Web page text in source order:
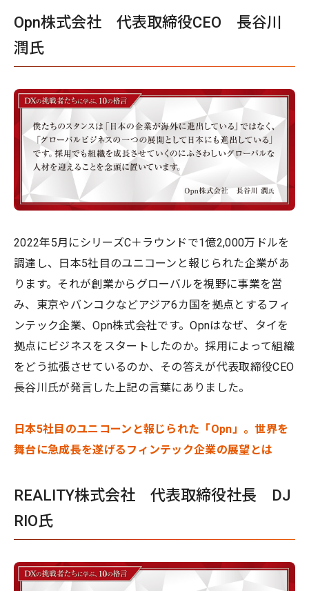
Opn株式会社 代表取締役CEO 長谷川
潤氏
2022年5月にシリーズC＋ラウンドで1億2,000万ドルを
調達し、日本5社目のユニコーンと報じられた企業があ
ります。それが創業からグローバルを視野に事業を営
み、東京やバンコクなどアジア6カ国を拠点とするフィ
ンテック企業、Opn株式会社です。Opnはなぜ、タイを
拠点にビジネスをスタートしたのか。採用によって組織
をどう拡張させているのか、その答えが代表取締役CEO
長谷川氏が発言した上記の言葉にありました。
日本5社目のユニコーンと報じられた「Opn」。世界を
舞台に急成長を遂げるフィンテック企業の展望とは
REALITY株式会社 代表取締役社長 DJ
RIO氏